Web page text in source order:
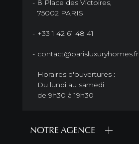
8 Place des Victoires,
75002 PARIS
+33 1 42 61 48 41
contact@parisluxuryhomes.fr
Horaires d'ouvertures :
Du lundi au samedi
de 9h30 à 19h30
NOTRE AGENCE